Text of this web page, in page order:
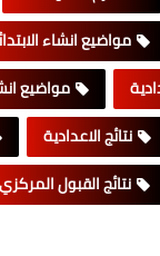
مواضيع انشاء
مواضيع
نتائج الاعدادية
نتائج القبول المركزي